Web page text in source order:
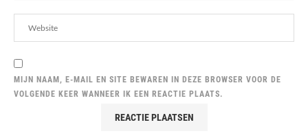
MIJN NAAM, E-MAIL EN SITE BEWAREN IN DEZE BROWSER VOOR DE
VOLGENDE KEER WANNEER IK EEN REACTIE PLAATS.